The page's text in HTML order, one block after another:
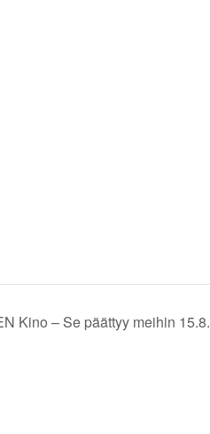
Kino – Se päättyy meihin 15.8.